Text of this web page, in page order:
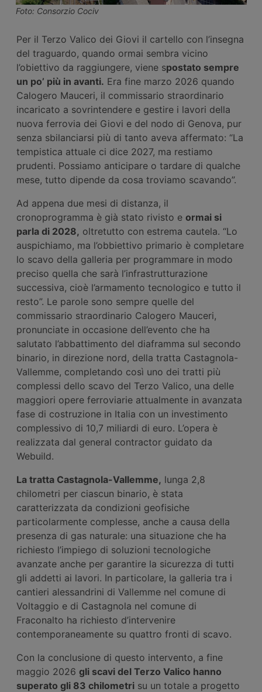
Foto: Consorzio Cociv
Per il Terzo Valico dei Giovi il cartello con l’insegna
del traguardo, quando ormai sembra vicino
l’obiettivo da raggiungere, viene spostato sempre
un po’ più in avanti. Era fine marzo 2026 quando
Calogero Mauceri, il commissario straordinario
incaricato a sovrintendere e gestire i lavori della
nuova ferrovia dei Giovi e del nodo di Genova, pur
senza sbilanciarsi più di tanto aveva affermato: “La
tempistica attuale ci dice 2027, ma restiamo
prudenti. Possiamo anticipare o tardare di qualche
mese, tutto dipende da cosa troviamo scavando”.
Ad appena due mesi di distanza, il
cronoprogramma è già stato rivisto e ormai si
parla di 2028, oltretutto con estrema cautela. “Lo
auspichiamo, ma l’obbiettivo primario è completare
lo scavo della galleria per programmare in modo
preciso quella che sarà l’infrastrutturazione
successiva, cioè l’armamento tecnologico e tutto il
resto”. Le parole sono sempre quelle del
commissario straordinario Calogero Mauceri,
pronunciate in occasione dell’evento che ha
salutato l’abbattimento del diaframma sul secondo
binario, in direzione nord, della tratta Castagnola-
Vallemme, completando così uno dei tratti più
complessi dello scavo del Terzo Valico, una delle
maggiori opere ferroviarie attualmente in avanzata
fase di costruzione in Italia con un investimento
complessivo di 10,7 miliardi di euro. L’opera è
realizzata dal general contractor guidato da
Webuild.
La tratta Castagnola-Vallemme, lunga 2,8
chilometri per ciascun binario, è stata
caratterizzata da condizioni geofisiche
particolarmente complesse, anche a causa della
presenza di gas naturale: una situazione che ha
richiesto l’impiego di soluzioni tecnologiche
avanzate anche per garantire la sicurezza di tutti
gli addetti ai lavori. In particolare, la galleria tra i
cantieri alessandrini di Vallemme nel comune di
Voltaggio e di Castagnola nel comune di
Fraconalto ha richiesto d’intervenire
contemporaneamente su quattro fronti di scavo.
Con la conclusione di questo intervento, a fine
maggio 2026 gli scavi del Terzo Valico hanno
superato gli 83 chilometri su un totale a progetto